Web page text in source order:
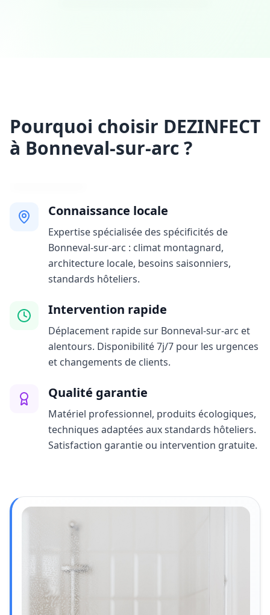
Pourquoi choisir DEZINFECT
à Bonneval-sur-arc ?
Connaissance locale
Expertise spécialisée des spécificités de
Bonneval-sur-arc : climat montagnard,
architecture locale, besoins saisonniers,
standards hôteliers.
Intervention rapide
Déplacement rapide sur Bonneval-sur-arc et
alentours. Disponibilité 7j/7 pour les urgences
et changements de clients.
Qualité garantie
Matériel professionnel, produits écologiques,
techniques adaptées aux standards hôteliers.
Satisfaction garantie ou intervention gratuite.